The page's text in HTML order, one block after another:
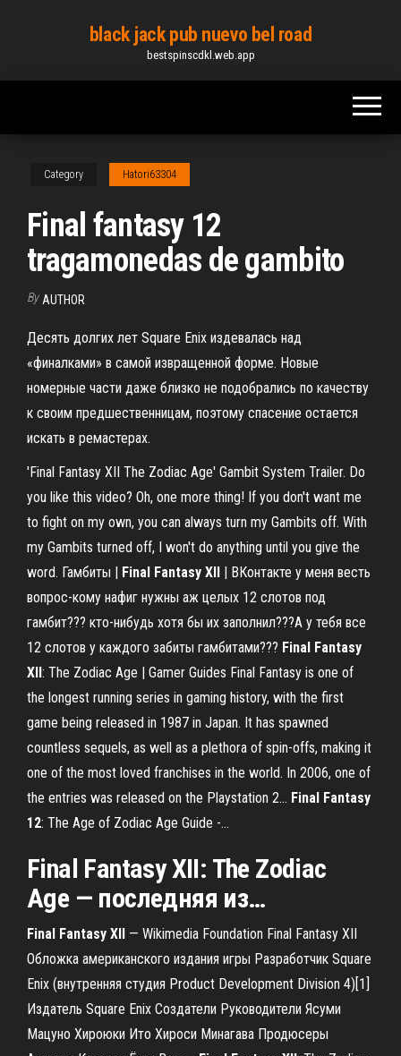
content
black jack pub nuevo bel road
bestspinscdkl.web.app
Category Hatori63304
Final fantasy 12
tragamonedas de gambito
By AUTHOR
Десять долгих лет Square Enix издевалась над
«финалками» в самой извращенной форме. Новые
номерные части даже близко не подобрались по качеству
к своим предшественницам, поэтому спасение остается
искать в ремастерах.
'Final Fantasy XII The Zodiac Age' Gambit System Trailer. Do
you like this video? Oh, one more thing! If you don't want me
to fight on my own, you can always turn my Gambits off. With
my Gambits turned off, I won't do anything until you give the
word. Гамбиты | Final Fantasy XII | ВКонтакте у меня весть
вопрос-кому нафиг нужны аж целых 12 слотов под
гамбит??? кто-нибудь хотя бы их заполнил???А у тебя все
12 слотов у каждого забиты гамбитами??? Final Fantasy
XII: The Zodiac Age | Gamer Guides Final Fantasy is one of
the longest running series in gaming history, with the first
game being released in 1987 in Japan. It has spawned
countless sequels, as well as a plethora of spin-offs, making it
one of the most loved franchises in the world. In 2006, one of
the entries was released on the Playstation 2... Final Fantasy
12: The Age of Zodiac Age Guide -…
Final FantasyXII: The Zodiac
Age — последняя из…
Final Fantasy XII — Wikimedia Foundation Final Fantasy XII
Обложка американского издания игры Разработчик Square
Enix (внутренняя студия Product Development Division 4)[1]
Издатель Square Enix Создатели Руководители Ясуми
Мацуно Хироюки Ито Хироси Минагава Продюсеры